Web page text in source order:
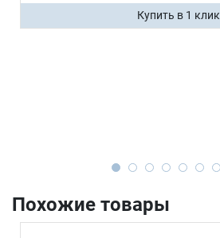
Купить в 1 клик
Похожие товары